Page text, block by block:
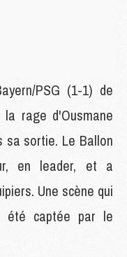
PSG (1-1) de
rage d'Ousmane
sa sortie. Le Ballon
en leader, et a
Une scène qui
captée par le